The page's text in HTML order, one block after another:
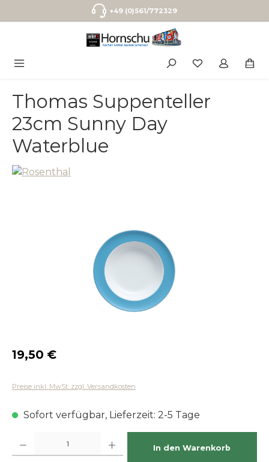
Zum Hauptinhalt springen+49 (0)561/772329
Thomas Suppenteller
23cm Sunny Day
Waterblue
Regulärer Preis:
19,50 €
Preise inkl. MwSt. zzgl. Versandkosten
Sofort verfügbar, Lieferzeit: 2-5 Tage
In den Warenkorb